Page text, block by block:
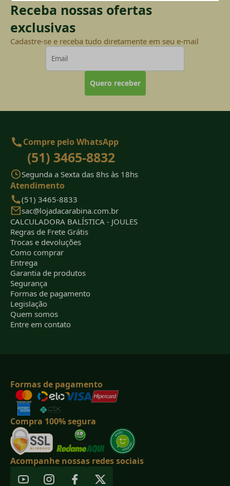
Receba nossas ofertas
exclusivas
Cadastre-se e receba tudo diretamente em seu e-mail
Quero receber
Compre pelo WhatsApp
(51) 3465-8832
Segunda a Sexta das 8hs às 18hs
Atendimento
(51) 3465-8833
sac@lojadacarabina.com.br
CALCULADORA BALÍSTICA - JOULES
Regras de Frete Grátis
Trocas e devoluções
Como comprar
Entrega
Garantia de produtos
Segurança
Formas de pagamento
Legislação
Quem somos
Entre em contato
Formas de pagamento
Compra 100% segura
Acompanhe nossas redes sociais